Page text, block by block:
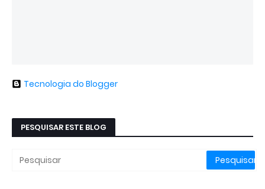
Tecnologia do Blogger
PESQUISAR ESTE BLOG